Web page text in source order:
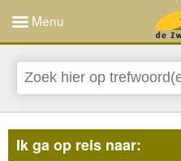
Menu
Ik ga op reis naar: